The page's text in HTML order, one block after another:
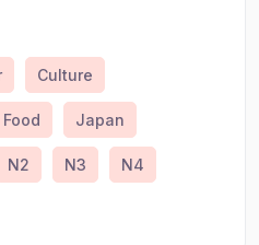
Culture
Food Japan
N2 N3 N4